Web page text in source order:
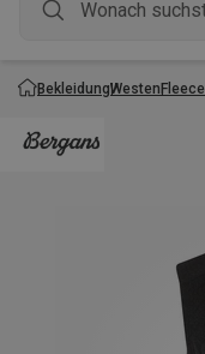
BekleidungWesten